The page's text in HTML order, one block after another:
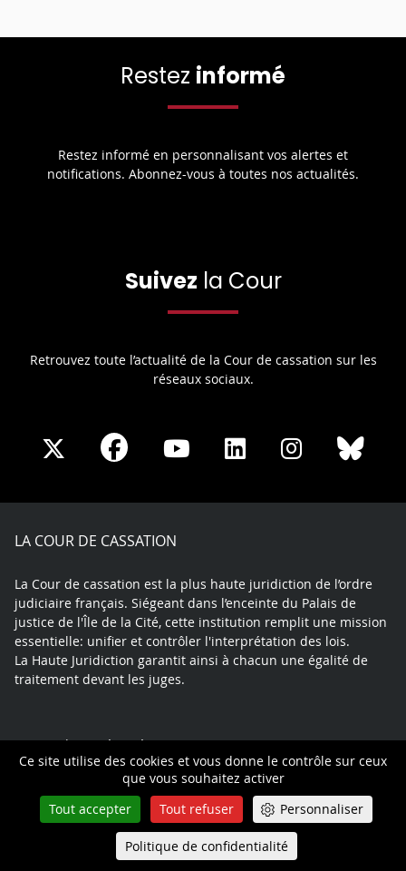
Ce site utilise des cookies et vous donne le contrôle sur ceux
que vous souhaitez activer
Tout accepter
Tout refuser Personnaliser
Politique de confidentialité
Restez informé
Restez informé en personnalisant vos alertes et
notifications. Abonnez-vous à toutes nos actualités.
Suivez la Cour
Retrouvez toute l’actualité de la Cour de cassation sur les
réseaux sociaux.
Share
X
Share
Facebook
Share
Youtube
Share
LinkedIn
Share
Instagram
LA COUR DE CASSATION
La Cour de cassation est la plus haute juridiction de l’ordre
judiciaire français. Siégeant dans l’enceinte du Palais de
justice de l'Île de la Cité, cette institution remplit une mission
essentielle: unifier et contrôler l'interprétation des lois.
La Haute Juridiction garantit ainsi à chacun une égalité de
traitement devant les juges.
© Tous droits réservés
DÉMARCHES
Comment faire un pourvoi
Queue-Fair